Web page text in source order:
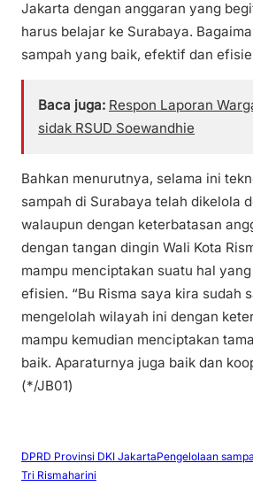
Jakarta dengan anggaran yang
harus belajar ke Surabaya.
sampah yang baik, efektif dan
Baca juga: Respon Laporan
sidak RSUD Soewandhie
Bahkan menurutnya, selama ini
sampah di Surabaya telah dikelola
walaupun dengan keterbatasan
dengan tangan dingin Wali Kota
mampu menciptakan suatu hal
efisien. “Bu Risma saya kira sudah
mengelolah wilayah ini dengan
mampu kemudian menciptakan
baik. Aparaturnya juga baik dan
(*/JB01)
DPRD Provinsi DKI JakartaPengelolaan
Tri Rismaharini